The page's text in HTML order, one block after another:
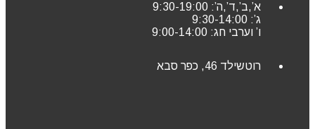
א’,ב’,ד’,ה’: 9:30-19:00
ג’: 9:30-14:00
ו’ וערבי חג: 9:00-14:00
רוטשילד 46, כפר סבא